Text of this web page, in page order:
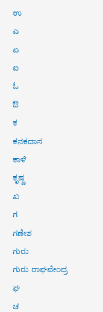
ಉ
ಎ
ಏ
ಐ
ಓ
ಔ
ಕ
ಕನಕದಾಸ
ಕಾಳಿ
ಕೃಷ್ಣ
ಖ
ಗ
ಗಣೇಶ
ಗುರು
ಗುರು ರಾಘವೇಂದ್ರ
ಘ
ಚ